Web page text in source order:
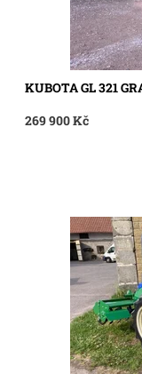
KUBOTA GL 321
269 900 Kč
Malotraktor Iseki
Dostupnost:
3186